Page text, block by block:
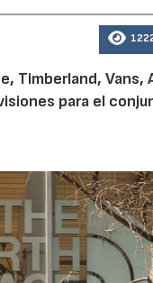
Timberland, Vans,
para el